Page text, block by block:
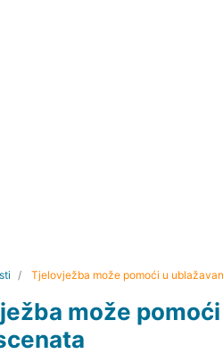
Tjelovježba može pomoći u
može